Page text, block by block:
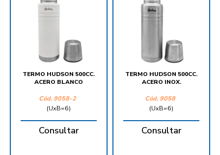
TERMO HUDSON 500CC.
ACERO BLANCO
Cód. 9058-2
(UxB=6)
Consultar
TERMO HUDSON 500CC.
ACERO INOX.
Cód. 9058
(UxB=6)
Consultar